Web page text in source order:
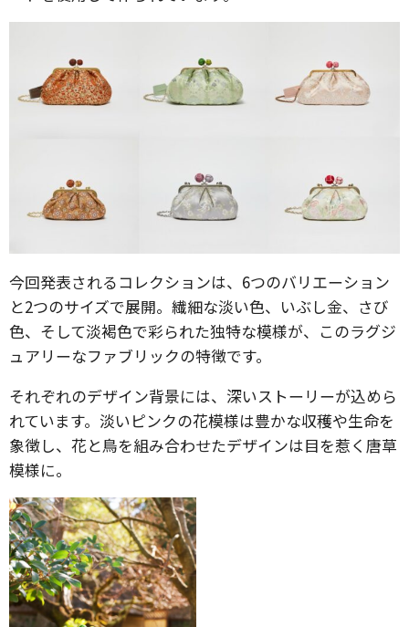
今回発表されるコレクションは、6つのバリエーション
と2つのサイズで展開。繊細な淡い色、いぶし金、さび
色、そして淡褐色で彩られた独特な模様が、このラグジ
ュアリーなファブリックの特徴です。
それぞれのデザイン背景には、深いストーリーが込めら
れています。淡いピンクの花模様は豊かな収穫や生命を
象徴し、花と鳥を組み合わせたデザインは目を惹く唐草
模様に。